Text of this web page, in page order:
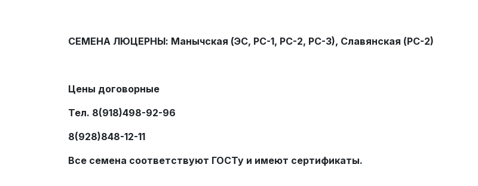
СЕМЕНА ЛЮЦЕРНЫ: Манычская (ЭС, РС-1, РС-2, РС-3), Славянская (РС-2)
Цены договорные
Тел. 8(918)498-92-96
8(928)848-12-11
Все семена соответствуют ГОСТу и имеют сертификаты.